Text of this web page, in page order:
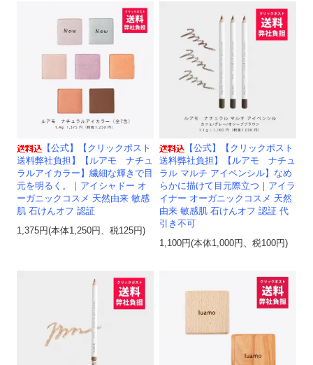
【公式】【クリックポスト
送料弊社負担】【ルアモ ナチュ
ラルアイカラー】繊細な輝きで目
元を明るく。｜アイシャドー オ
ーガニックコスメ 天然由来 敏感
肌 石けんオフ 認証
1,375円(本体1,250円、税125円)
【公式】【クリックポスト
送料弊社負担】【ルアモ ナチュ
ラル マルチ アイペンシル】なめ
らかに描けて目元際立つ｜アイラ
イナー オーガニックコスメ 天然
由来 敏感肌 石けんオフ 認証 代
引き不可
1,100円(本体1,000円、税100円)